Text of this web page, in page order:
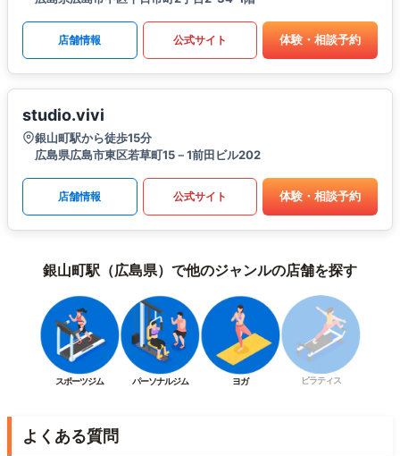
店舗情報 公式サイト 体験・相談予約
studio.vivi
銀山町駅から徒歩15分
広島県広島市東区若草町15－1前田ビル202
店舗情報 公式サイト 体験・相談予約
銀山町駅（広島県）で他のジャンルの店舗を探す
スポーツジム パーソナルジム ヨガ ピラティス
よくある質問